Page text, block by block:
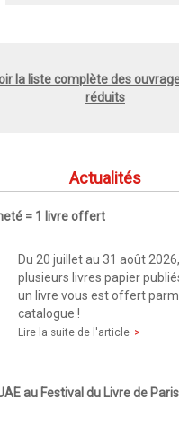
la liste complète des
réduits
Actualités
= 1 livre offert
Du 20 juillet au 31 août
plusieurs livres papier
un livre vous est offert
catalogue !
Lire la suite de l'article
au Festival du Livre de